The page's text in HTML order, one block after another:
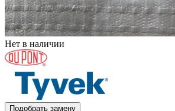
Нет в наличии
Подобрать замену